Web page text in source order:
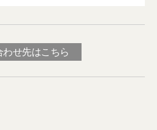
せ先はこちら